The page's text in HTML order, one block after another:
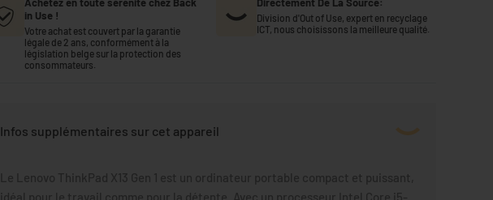
in Use !
Votre achat est couvert par la garantie
légale de 2 ans, conformément à la
législation belge sur la protection des
consommateurs.
Division d'Out of Use, expert en recyclage
ICT, nous choisissons la meilleure qualité.
Infos supplémentaires sur cet appareil